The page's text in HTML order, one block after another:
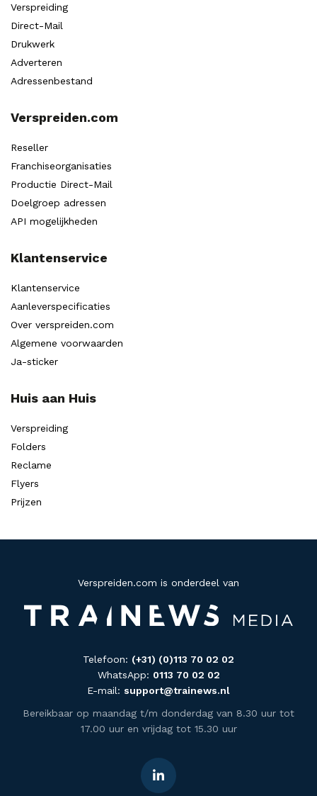
Verspreiding
Direct-Mail
Drukwerk
Adverteren
Adressenbestand
Verspreiden.com
Reseller
Franchiseorganisaties
Productie Direct-Mail
Doelgroep adressen
API mogelijkheden
Klantenservice
Klantenservice
Aanleverspecificaties
Over verspreiden.com
Algemene voorwaarden
Ja-sticker
Huis aan Huis
Verspreiding
Folders
Reclame
Flyers
Prijzen
Verspreiden.com is onderdeel van
Telefoon: (+31) (0)113 70 02 02
WhatsApp: 0113 70 02 02
E-mail: support@trainews.nl
Bereikbaar op maandag t/m donderdag van 8.30 uur tot
17.00 uur en vrijdag tot 15.30 uur